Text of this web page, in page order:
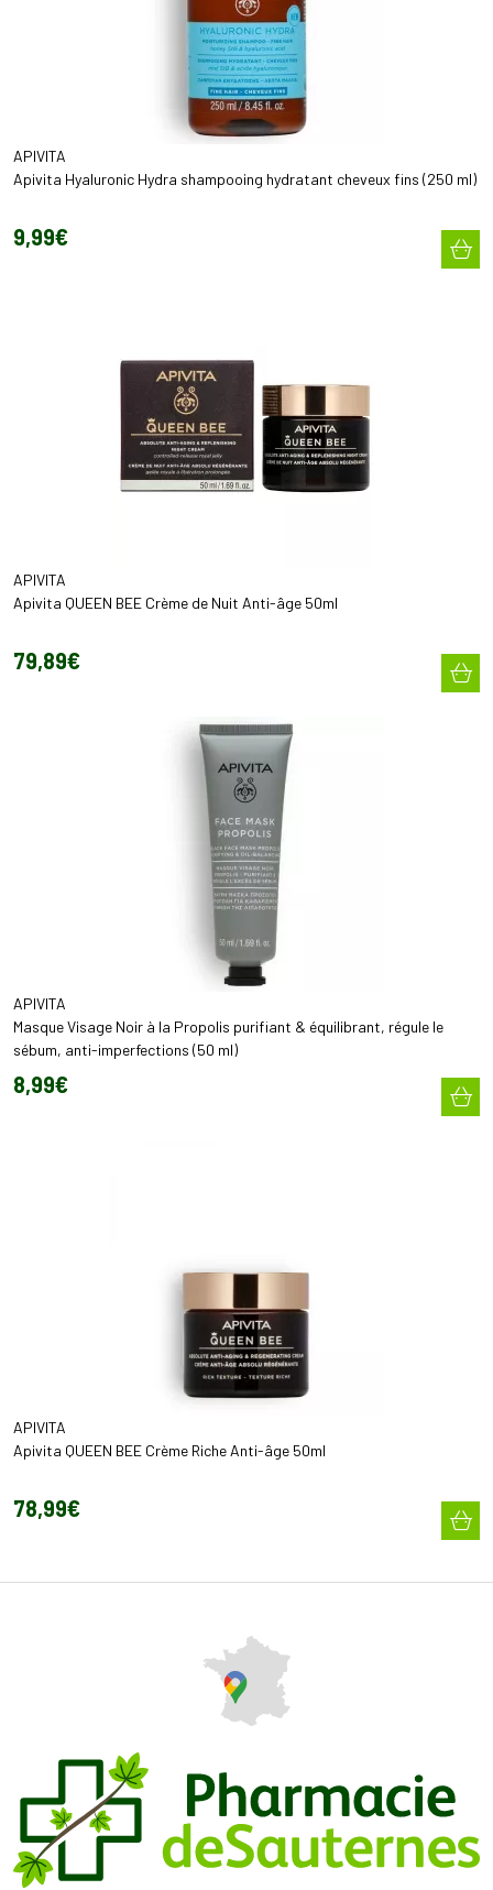
APIVITA
Apivita Hyaluronic Hydra shampooing hydratant cheveux fins (250 ml)
9,99€
APIVITA
Apivita QUEEN BEE Crème de Nuit Anti-âge 50ml
79,89€
APIVITA
Masque Visage Noir à la Propolis purifiant & équilibrant, régule le
sébum, anti-imperfections (50 ml)
8,99€
APIVITA
Apivita QUEEN BEE Crème Riche Anti-âge 50ml
78,99€